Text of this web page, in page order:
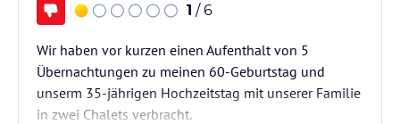
1 / 6
Wir haben vor kurzen einen Aufenthalt von 5
Übernachtungen zu meinen 60-Geburtstag und
unserm 35-jährigen Hochzeitstag mit unserer Familie
in zwei Chalets verbracht.